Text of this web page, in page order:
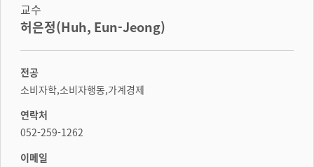
교수
허은정(Huh, Eun-Jeong)
전공
소비자학,소비자행동,가계경제
연락처
052-259-1262
이메일